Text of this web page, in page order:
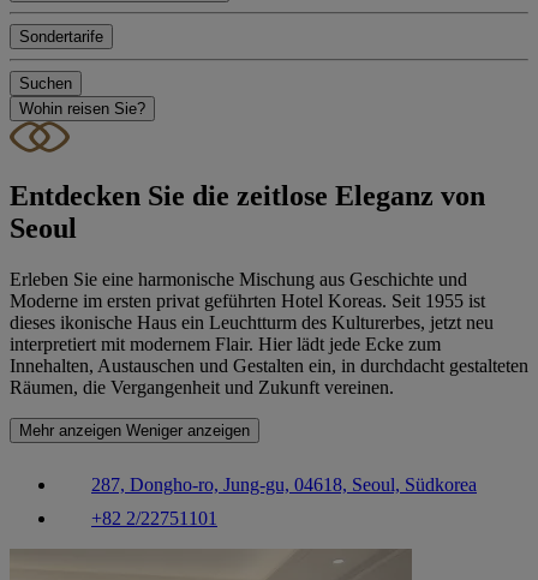
Sondertarife
Suchen
Wohin reisen Sie?
Entdecken Sie die zeitlose Eleganz von
Seoul
Erleben Sie eine harmonische Mischung aus Geschichte und
Moderne im ersten privat geführten Hotel Koreas. Seit 1955 ist
dieses ikonische Haus ein Leuchtturm des Kulturerbes, jetzt neu
interpretiert mit modernem Flair. Hier lädt jede Ecke zum
Innehalten, Austauschen und Gestalten ein, in durchdacht gestalteten
Räumen, die Vergangenheit und Zukunft vereinen.
Mehr anzeigen Weniger anzeigen
287, Dongho-ro, Jung-gu, 04618, Seoul, Südkorea
+82 2/22751101